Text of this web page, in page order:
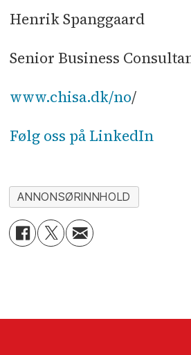
Henrik Spanggaard
Senior Business
www.chisa.dk/no/
Følg oss på LinkedIn
ANNONSØRINNHOLD